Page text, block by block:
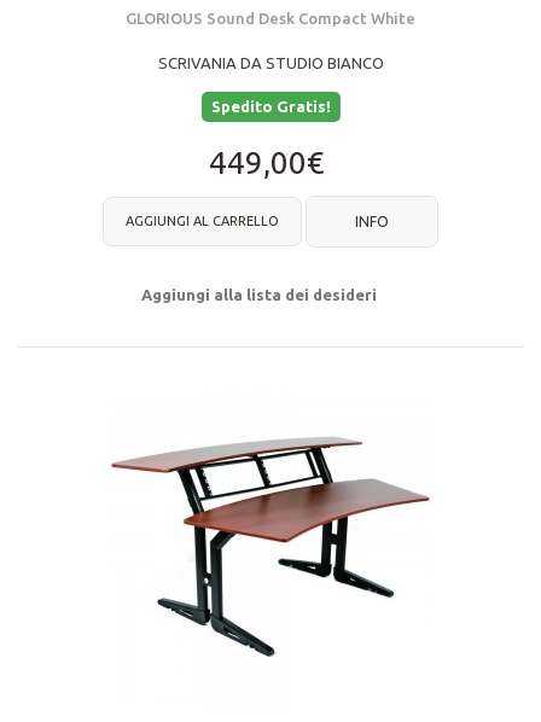
GLORIOUS Sound Desk Compact White
SCRIVANIA DA STUDIO BIANCO
Spedito Gratis!
449,00€
AGGIUNGI AL CARRELLO INFO
Aggiungi alla lista dei desideri